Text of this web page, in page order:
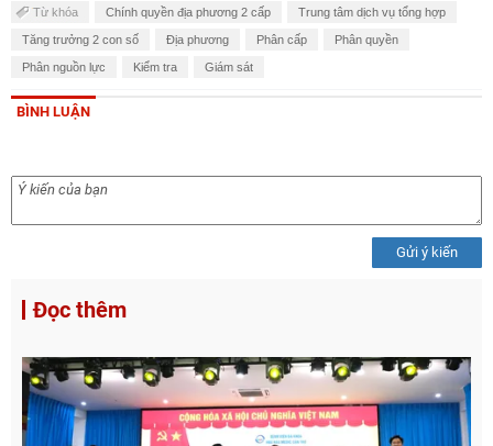
Từ khóa Chính quyền địa phương 2 cấp Trung tâm dịch vụ tổng hợp
Tăng trưởng 2 con số Địa phương Phân cấp Phân quyền
Phân nguồn lực Kiểm tra Giám sát
BÌNH LUẬN
Gửi ý kiến
Đọc thêm